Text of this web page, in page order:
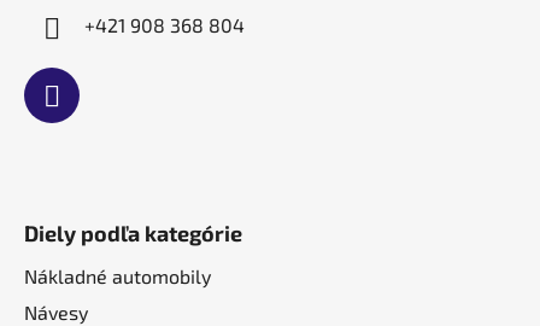
+421 908 368 804
Diely podľa kategórie
Nákladné automobily
Návesy